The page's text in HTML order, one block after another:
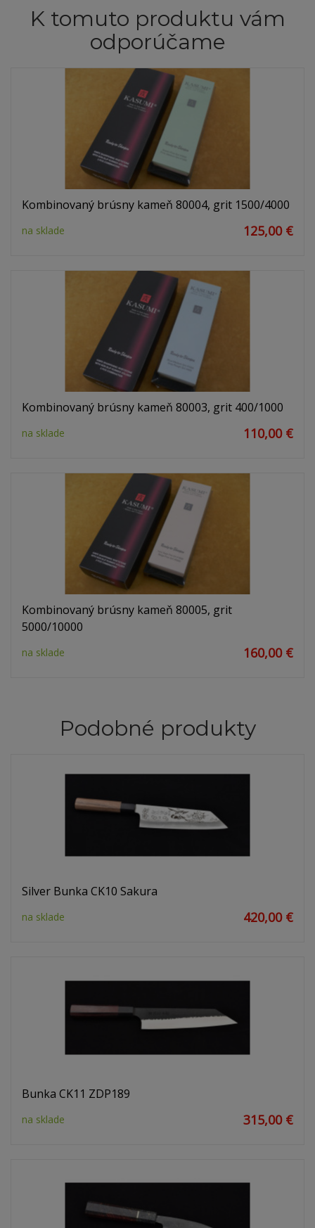
K tomuto produktu vám
odporúčame
Kombinovaný brúsny kameň 80004, grit 1500/4000
na sklade 125,00 €
Kombinovaný brúsny kameň 80003, grit 400/1000
na sklade 110,00 €
Kombinovaný brúsny kameň 80005, grit
5000/10000
na sklade 160,00 €
Podobné produkty
Silver Bunka CK10 Sakura
na sklade 420,00 €
Bunka CK11 ZDP189
na sklade 315,00 €